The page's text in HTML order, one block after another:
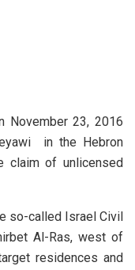
November 23, 2016
in the Hebron
of unlicensed
so-called Israel Civil
Al-Ras, west of
residences and